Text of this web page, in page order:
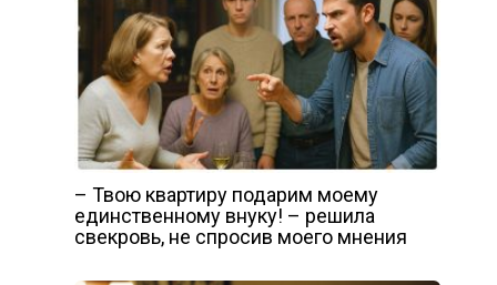
– Твою квартиру подарим моему
единственному внуку! – решила
свекровь, не спросив моего мнения